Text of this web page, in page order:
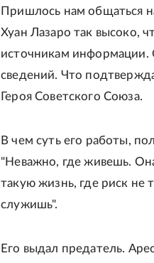
Пришлось нам общаться
Хуан Лазаро так высоко,
источникам информации.
сведений. Что
Героя Советского Союза.
В чем суть его работы,
"Неважно, где живешь.
такую жизнь, где риск не
служишь".
Его выдал предатель.